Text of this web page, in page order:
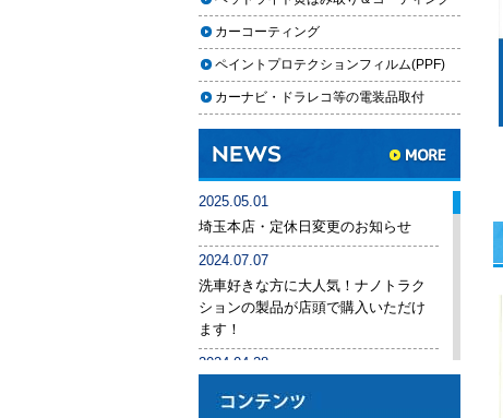
車内クリーニングは自分ででき
る？DIY清掃と業者依頼の違い・限
界を徹底解説
車内クリーニングで失敗する人の
共通点｜やってはいけない5つの判
断ミス
後悔しないために必ず確認すべき5
つのポイント
果を感じない人が見落としている3
つの原因
【2026年版】車内クリーニングは
自分でできる？プロに頼むべき境
界線と失敗例
カーコーティング
ペイントプロテクションフィルム(PPF)
カーナビ・ドラレコ等の電装品取付
2025.05.01
埼玉本店・定休日変更のお知らせ
2024.07.07
洗車好きな方に大人気！ナノトラク
ションの製品が店頭で購入いただけ
ます！
2024.04.28
リース